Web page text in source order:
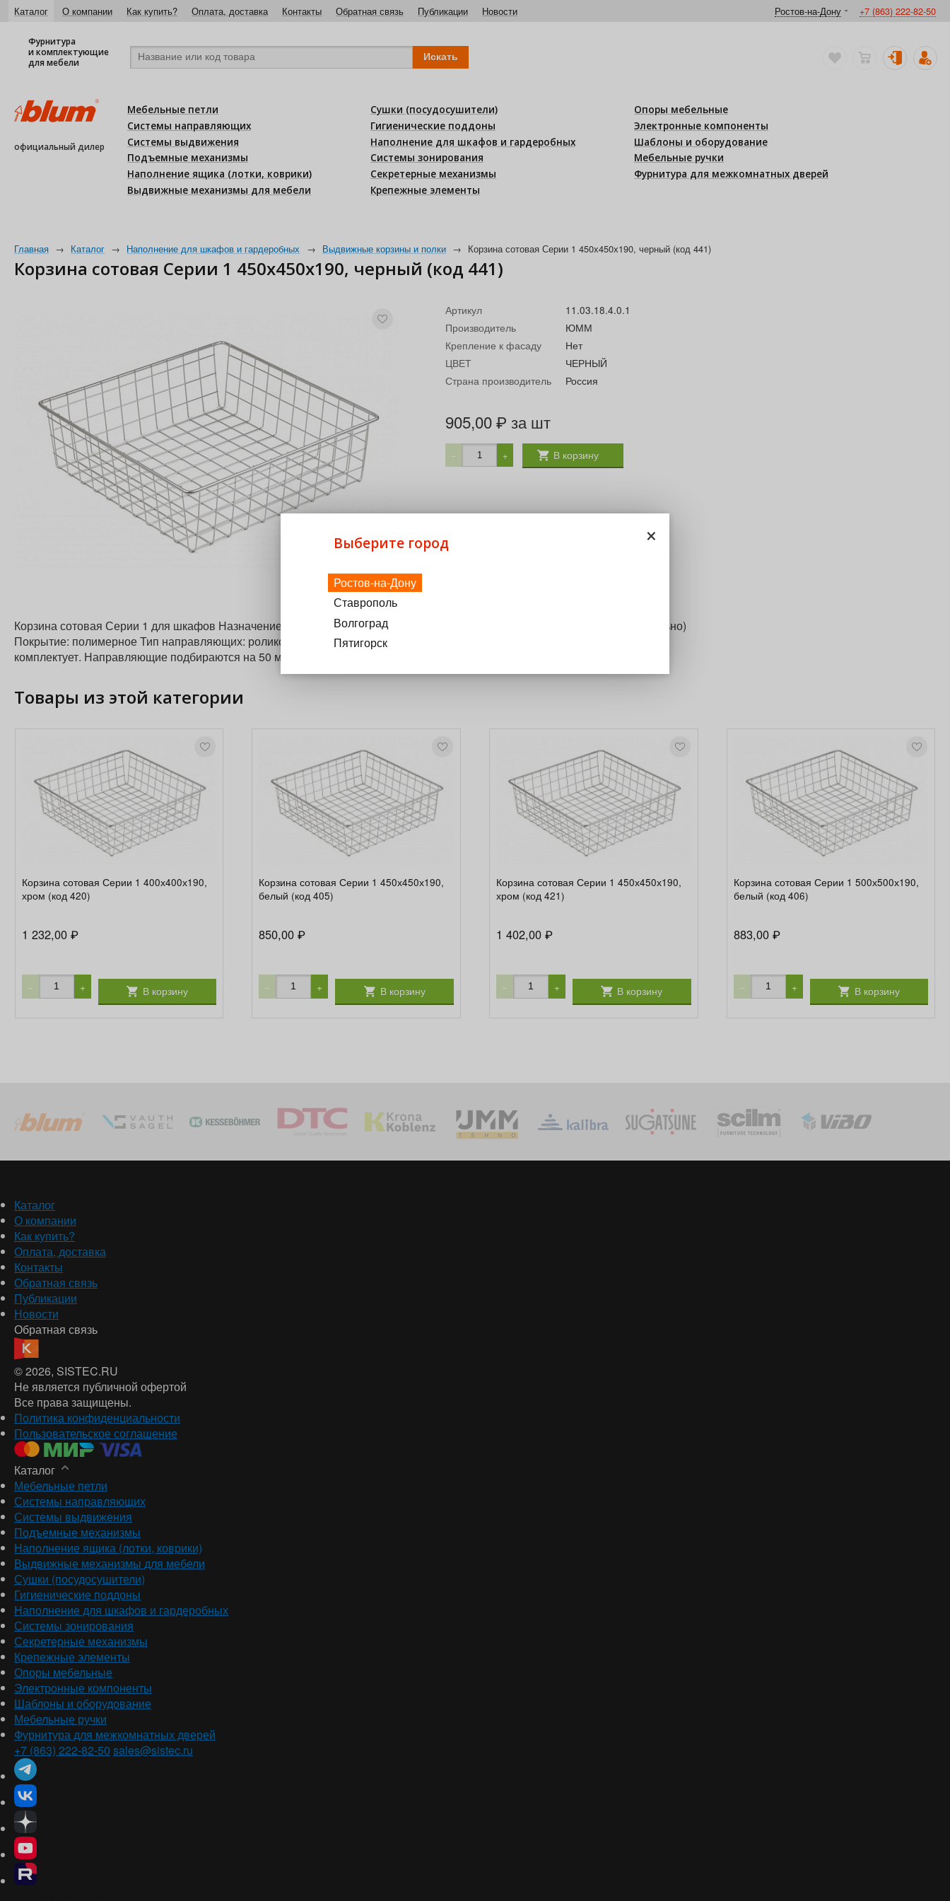
Каталог О компании Как купить? Оплата, доставка Контакты Обратная связь Публикации Новости Ростов-на-Дону +7 (863) 222-82-50
Фурнитура
и комплектующие
для мебели
официальный дилер
Мебельные петли
Системы направляющих
Системы выдвижения
Подъемные механизмы
Наполнение ящика (лотки, коврики)
Выдвижные механизмы для мебели
Сушки (посудосушители)
Гигиенические поддоны
Наполнение для шкафов и гардеробных
Системы зонирования
Секретерные механизмы
Крепежные элементы
Опоры мебельные
Электронные компоненты
Шаблоны и оборудование
Мебельные ручки
Фурнитура для межкомнатных дверей
Главная → Каталог → Наполнение для шкафов и гардеробных → Выдвижные корзины и полки → Корзина сотовая Серии 1 450х450х190, черный (код 441)
Корзина сотовая Серии 1 450х450х190, черный (код 441)
Артикул
11.03.18.4.0.1
Производитель
ЮММ
Крепление к фасаду
Нет
ЦВЕТ
ЧЕРНЫЙ
Страна производитель
Россия
905,00 ₽ за шт
− + В корзину
Корзина сотовая Серии 1 для шкафов Назначение: хранение белья Комплектующие: Прищепка (заказываются дополнительно)
Покрытие: полимерное Тип направляющих: роликовые и шариковые направляющие Производитель направляющими не
комплектует. Направляющие подбираются на 50 мм короче от глубины корзины. Нагрузка: до 25 кг.
Товары из этой категории
Корзина сотовая Серии 1 400х400х190,
хром (код 420)
1 232,00 ₽
− + В корзину
Корзина сотовая Серии 1 450х450х190,
белый (код 405)
850,00₽
− + В корзину
Корзина сотовая Серии 1 450х450х190,
хром (код 421)
1 402,00₽
− + В корзину
Корзина сотовая Серии 1 500х500х190,
белый (код 406)
883,00 ₽
− + В корзину
Каталог
О компании
Как купить?
Оплата, доставка
Контакты
Обратная связь
Публикации
Новости
Обратная связь
© 2026, SISTEC.RU
Не является публичной офертой
Все права защищены.
Политика конфиденциальности
Пользовательское соглашение
Каталог
Мебельные петли
Системы направляющих
Системы выдвижения
Подъемные механизмы
Наполнение ящика (лотки, коврики)
Выдвижные механизмы для мебели
Сушки (посудосушители)
Гигиенические поддоны
Наполнение для шкафов и гардеробных
Системы зонирования
Секретерные механизмы
Крепежные элементы
Опоры мебельные
Электронные компоненты
Шаблоны и оборудование
Мебельные ручки
Фурнитура для межкомнатных дверей
+7 (863) 222-82-50 sales@sistec.ru
×
Выберите город
Ростов-на-Дону
Ставрополь
Волгоград
Пятигорск